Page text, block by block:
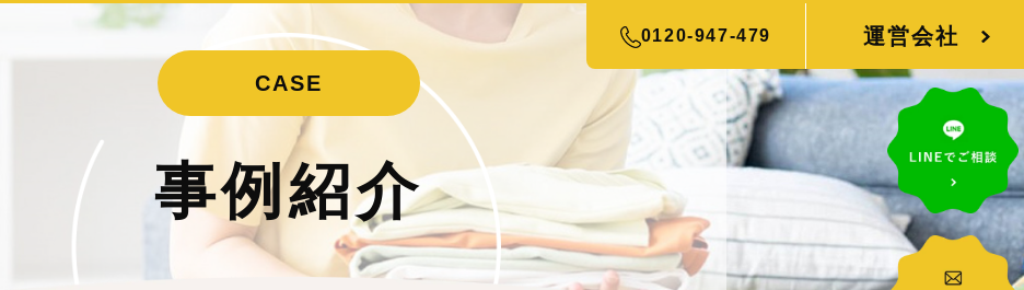
0120-947-479 運営会社
CASE
事例紹介
事例紹介 お客様の声 料金について 片付けトントンご紹介